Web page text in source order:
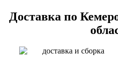
Доставка по